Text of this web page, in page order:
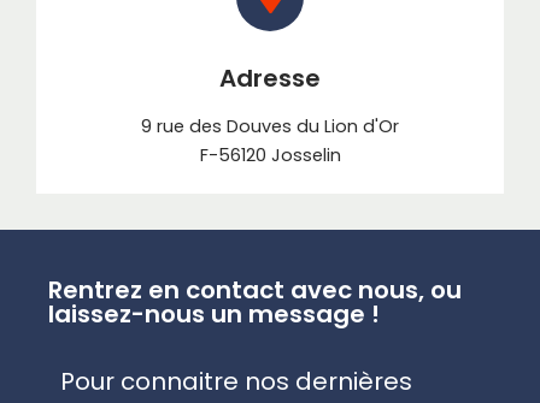
Adresse
9 rue des Douves du Lion d'Or
F-56120 Josselin
Rentrez en contact avec nous, ou
laissez-nous un message !
Pour connaitre nos dernières